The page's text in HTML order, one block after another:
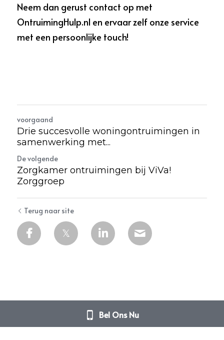
Neem dan gerust contact op met
OntruimingHulp.nl en ervaar zelf onze service
met een persoonlijke touch!
voorgaand
Drie succesvolle woningontruimingen in
samenwerking met...
De volgende
Zorgkamer ontruimingen bij ViVa!
Zorggroep
Terug naar site
Bel Ons Nu